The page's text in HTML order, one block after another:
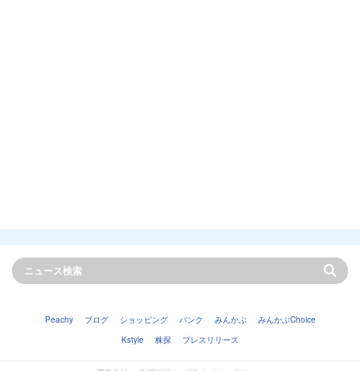
Peachy ブログ ショッピング バンク みんかぶ
みんかぶChoice
Kstyle
株探 プレスリリース